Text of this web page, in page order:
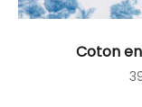
Coton